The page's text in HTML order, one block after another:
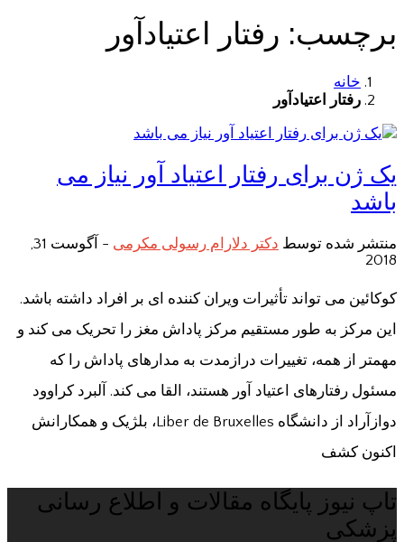
برچسب: رفتار اعتیادآور
خانه
رفتار اعتیادآور
یک ژن برای رفتار اعتیاد آور نیاز می
باشد
منتشر شده توسط دکتر دلارام رسولی مکرمی -
آگوست 31,
2018
کوکائین می تواند تأثیرات ویران کننده ای بر افراد داشته باشد.
این مرکز به طور مستقیم مرکز پاداش مغز را تحریک می کند و
مهمتر از همه، تغییرات درازمدت به مدارهای پاداش را که
مسئول رفتارهای اعتیاد آور هستند، القا می کند. آلبرد کراوود
دوازآراد از دانشگاه Liber de Bruxelles، بلژیک و همکارانش
اکنون کشف
تاپ نیوز پایگاه مقالات و اطلاع رسانی
پزشکی